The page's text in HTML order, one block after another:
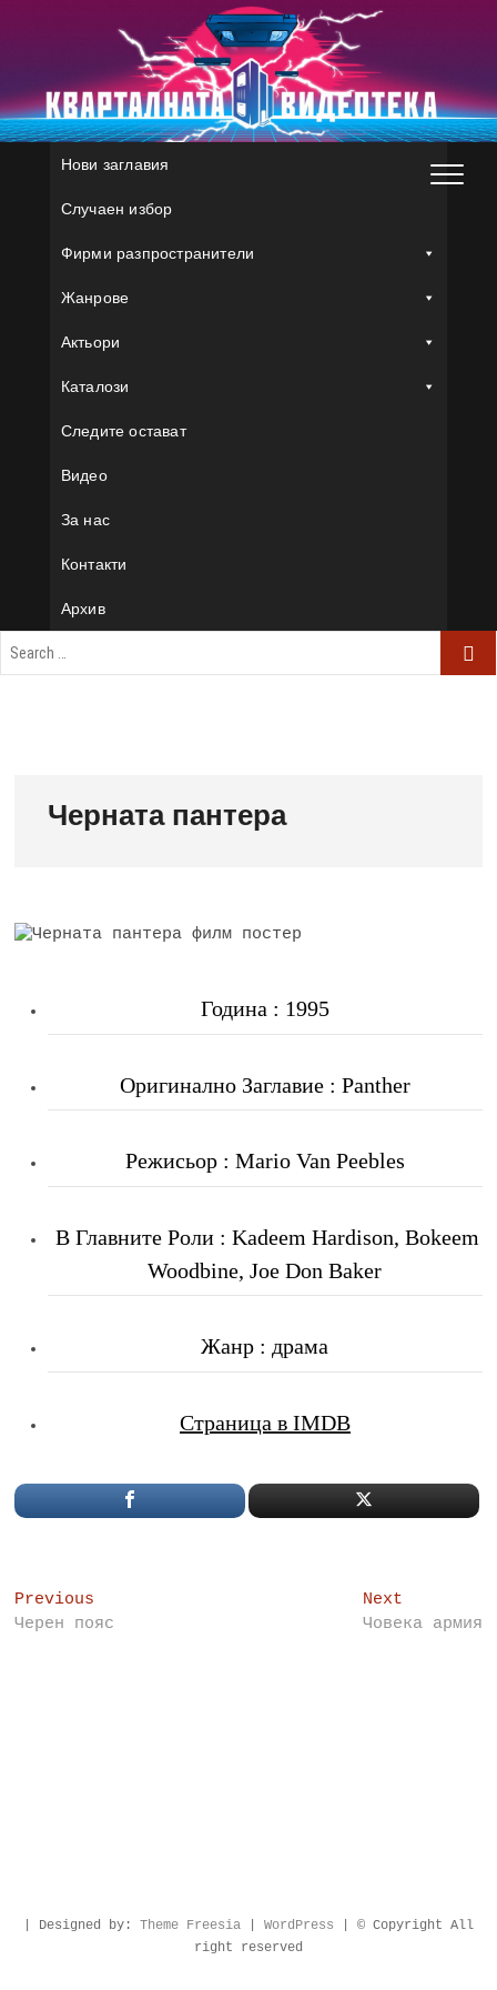
Нови заглавия
Случаен избор
Фирми разпространители
Жанрове
Актьори
Каталози
Следите остават
Видео
За нас
Контакти
Архив
Черната пантера
Година : 1995
Оригинално Заглавие : Panther
Режисьор : Mario Van Peebles
В Главните Роли : Kadeem Hardison, Bokeem
Woodbine, Joe Don Baker
Жанр : драма
Страница в IMDB
Post
navigation
Previous
post:
Черен пояс
NextNext
post:
Човека армия
| Designed by: Theme Freesia| WordPress | © Copyright All
right reserved